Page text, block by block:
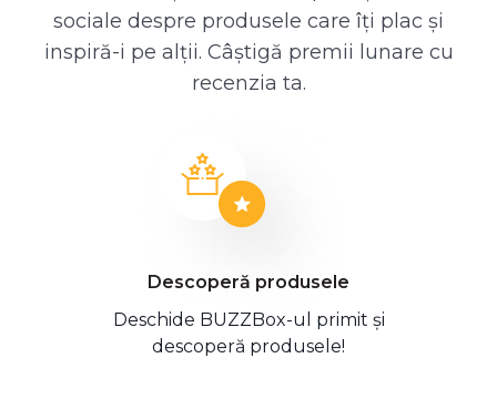
sociale despre produsele care îți plac și
inspiră-i pe alții. Câștigă premii lunare cu
recenzia ta.
Descoperă produsele
Deschide BUZZBox-ul primit și
descoperă produsele!